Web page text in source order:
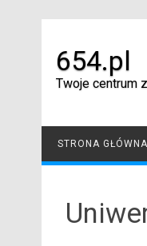
654.pl
Twoje centrum
STRONA GŁÓWNA